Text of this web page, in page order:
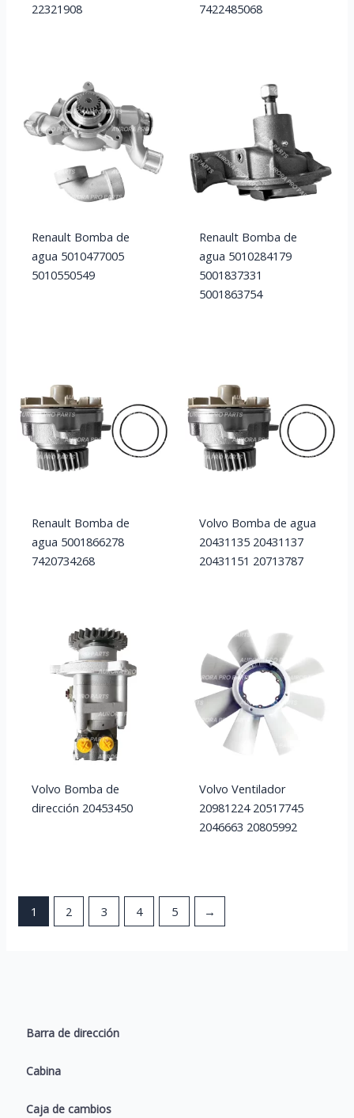
Barra de dirección
Cabina
Caja de cambios
22321908 7422485068
Renault Bomba de
agua 5010477005
5010550549
Renault Bomba de
agua 5010284179
5001837331
5001863754
Renault Bomba de
agua 5001866278
7420734268
Volvo Bomba de agua
20431135 20431137
20431151 20713787
Volvo Bomba de
dirección 20453450
Volvo Ventilador
20981224 20517745
2046663 20805992
1 2 3 4 5 →